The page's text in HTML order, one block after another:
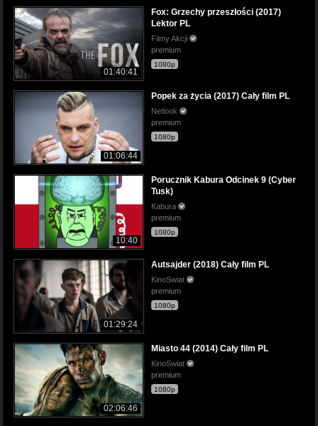
01:40:41
Fox: Grzechy przeszłości (2017)
Lektor PL
Filmy Akcji
premium
1080p
01:06:44
Popek za życia (2017) Cały film PL
Netlook
premium
1080p
10:40
Porucznik Kabura Odcinek 9 (Cyber
Tusk)
Kabura
premium
1080p
01:29:24
Autsajder (2018) Cały film PL
KinoSwiat
premium
1080p
02:06:46
Miasto 44 (2014) Cały film PL
KinoSwiat
premium
1080p